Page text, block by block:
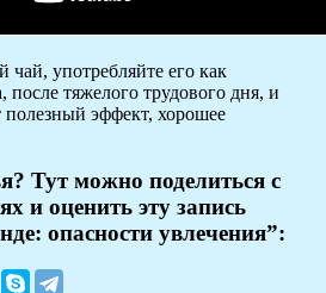
чай, употребляйте его как
тяжелого трудового дня, и
полезный эффект, хорошее
Тут можно поделиться с
и оценить эту запись
опасности увлечения”: